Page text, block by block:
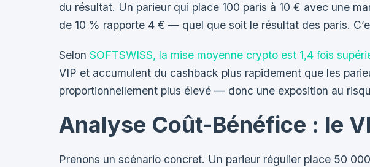
du résultat. Un parieur qui place 100 paris à 10 € avec une
de 10 % rapporte 4 € — quel que soit le résultat des paris.
Selon SOFTSWISS, la mise moyenne crypto est 1,4 fois
VIP et accumulent du cashback plus rapidement que les
proportionnellement plus élevé — donc une exposition au
Analyse Coût-Bénéfice : le
Prenons un scénario concret. Un parieur régulier place 50